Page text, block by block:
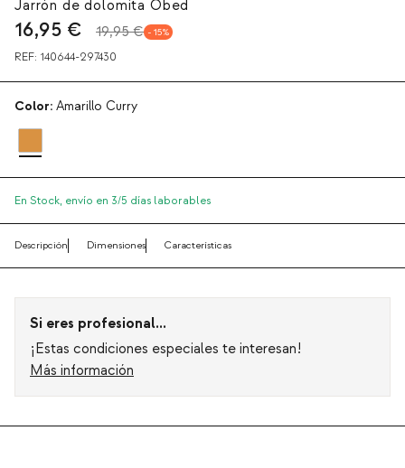
Jarrón de dolomita Obed
16,95 € 19,95 € 15
REF: 140644-297430
Color: Amarillo Curry
En Stock, envío en 3/5 días laborables
Descripción Dimensiones Características
Si eres profesional...
¡Estas condiciones especiales te interesan!
Más información